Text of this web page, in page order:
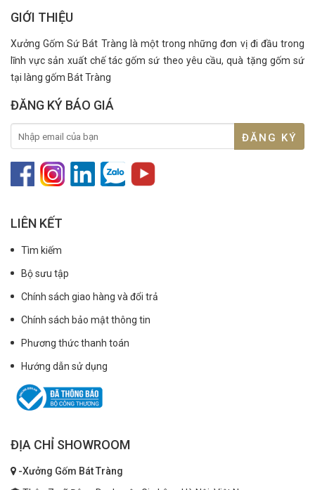
GIỚI THIỆU
Xưởng Gốm Sứ Bát Tràng là một trong những đơn vị đi đầu trong
lĩnh vực sản xuất chế tác gốm sứ theo yêu cầu, quà tặng gốm sứ
tại làng gốm Bát Tràng
ĐĂNG KÝ BÁO GIÁ
LIÊN KẾT
Tìm kiếm
Bộ sưu tập
Chính sách giao hàng và đổi trả
Chính sách bảo mật thông tin
Phương thức thanh toán
Hướng dẫn sử dụng
ĐỊA CHỈ SHOWROOM
-Xưởng Gốm Bát Tràng